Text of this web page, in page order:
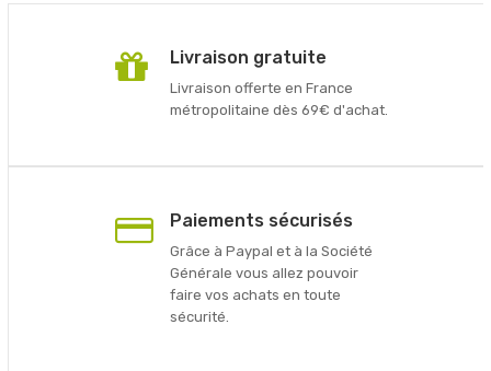
Livraison gratuite
Livraison offerte en France
métropolitaine dès 69€ d'achat.
Paiements sécurisés
Grâce à Paypal et à la Société
Générale vous allez pouvoir
faire vos achats en toute
sécurité.